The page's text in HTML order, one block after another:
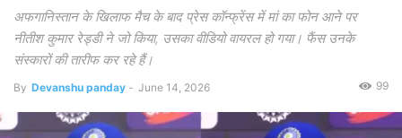
अफगानिस्तान के खिलाफ मैच के बाद प्रेस कॉन्फ्रेंस में मां का फोन आने पर
नीतीश कुमार रेड्डी ने जो किया, उसका वीडियो वायरल हो गया। फैंस उनके
संस्कारों की तारीफ कर रहे हैं।
By Devanshu panday - June 14, 2026 99